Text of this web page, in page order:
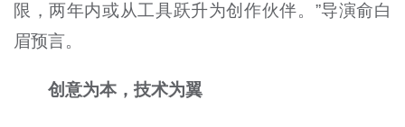
限，两年内或从工具跃升为创作伙伴。”导演俞白
眉预言。
创意为本，技术为翼